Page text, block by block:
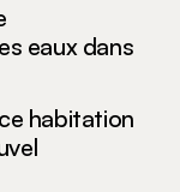
eaux dans
habitation